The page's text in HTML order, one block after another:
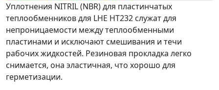
Уплотнения NITRIL (NBR) для пластинчатых
теплообменников для LHE HT232 служат для
непроницаемости между теплообменными
пластинами и исключают смешивания и течи
рабочих жидкостей. Резиновая прокладка легко
снимается, она эластичная, что хорошо для
герметизации.